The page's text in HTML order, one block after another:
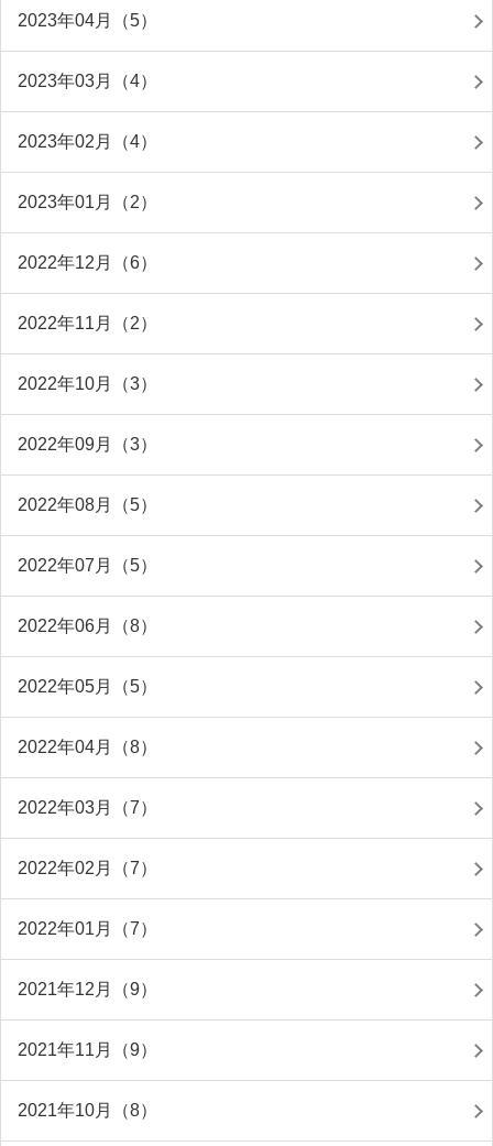
2023年04月（5）
2023年03月（4）
2023年02月（4）
2023年01月（2）
2022年12月（6）
2022年11月（2）
2022年10月（3）
2022年09月（3）
2022年08月（5）
2022年07月（5）
2022年06月（8）
2022年05月（5）
2022年04月（8）
2022年03月（7）
2022年02月（7）
2022年01月（7）
2021年12月（9）
2021年11月（9）
2021年10月（8）